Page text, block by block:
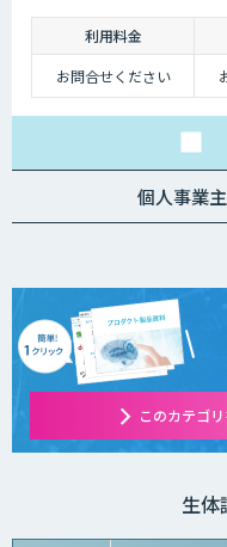
利用料金
お問合せください
個人事業
このカテゴ
生体